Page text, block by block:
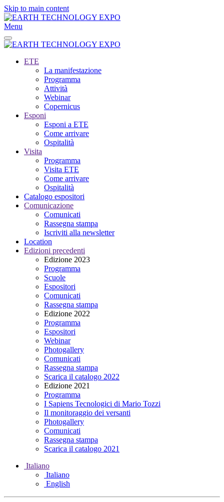
Skip to main content
Menu
ETE
La manifestazione
Programma
Attività
Webinar
Copernicus
Esponi
Esponi a ETE
Come arrivare
Ospitalità
Visita
Programma
Visita ETE
Come arrivare
Ospitalità
Catalogo espositori
Comunicazione
Comunicati
Rassegna stampa
Iscriviti alla newsletter
Location
Edizioni precedenti
Edizione 2023
Programma
Scuole
Espositori
Comunicati
Rassegna stampa
Edizione 2022
Programma
Espositori
Webinar
Photogallery
Comunicati
Rassegna stampa
Scarica il catalogo 2022
Edizione 2021
Programma
I Sapiens Tecnologici di Mario Tozzi
Il monitoraggio dei versanti
Photogallery
Comunicati
Rassegna stampa
Scarica il catalogo 2021
Italiano
Italiano
English